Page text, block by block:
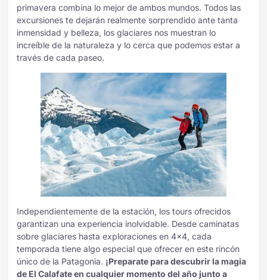
primavera combina lo mejor de ambos mundos. Todos las
excursiones te dejarán realmente sorprendido ante tanta
inmensidad y belleza, los glaciares nos muestran lo
increíble de la naturaleza y lo cerca que podemos estar a
través de cada paseo.
Independientemente de la estación, los tours ofrecidos
garantizan una experiencia inolvidable. Desde caminatas
sobre glaciares hasta exploraciones en 4×4, cada
temporada tiene algo especial que ofrecer en este rincón
único de la Patagonia. ¡Preparate para descubrir la magia
de El Calafate en cualquier momento del año junto a